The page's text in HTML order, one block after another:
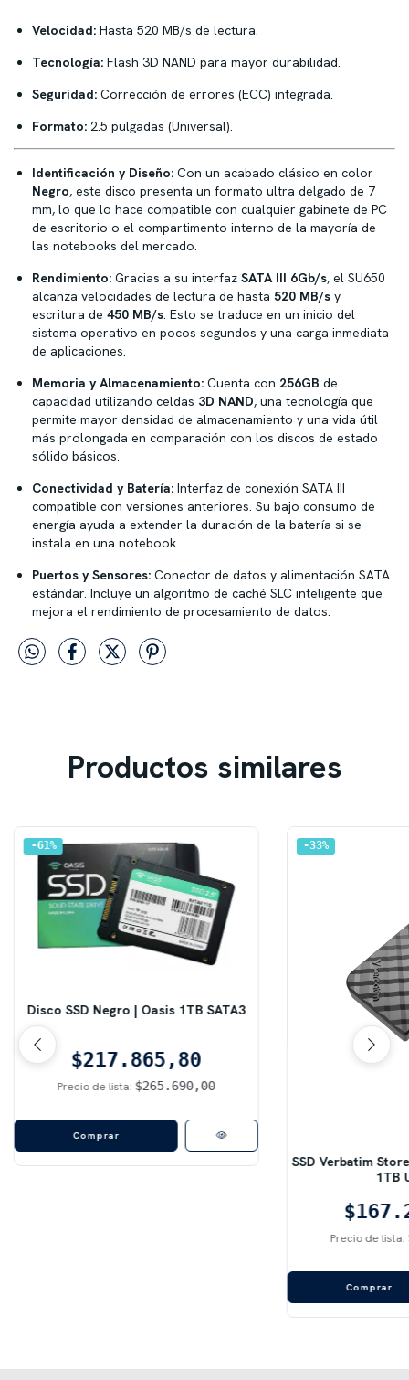
Velocidad: Hasta 520 MB/s de lectura.
Tecnología: Flash 3D NAND para mayor durabilidad.
Seguridad: Corrección de errores (ECC) integrada.
Formato: 2.5 pulgadas (Universal).
Identificación y Diseño: Con un acabado clásico en color
Negro, este disco presenta un formato ultra delgado de 7
mm, lo que lo hace compatible con cualquier gabinete de PC
de escritorio o el compartimento interno de la mayoría de
las notebooks del mercado.
Rendimiento: Gracias a su interfaz SATA III 6Gb/s, el SU650
alcanza velocidades de lectura de hasta 520 MB/s y
escritura de 450 MB/s. Esto se traduce en un inicio del
sistema operativo en pocos segundos y una carga inmediata
de aplicaciones.
Memoria y Almacenamiento: Cuenta con 256GB de
capacidad utilizando celdas 3D NAND, una tecnología que
permite mayor densidad de almacenamiento y una vida útil
más prolongada en comparación con los discos de estado
sólido básicos.
Conectividad y Batería: Interfaz de conexión SATA III
compatible con versiones anteriores. Su bajo consumo de
energía ayuda a extender la duración de la batería si se
instala en una notebook.
Puertos y Sensores: Conector de datos y alimentación SATA
estándar. Incluye un algoritmo de caché SLC inteligente que
mejora el rendimiento de procesamiento de datos.
Productos similares
61%
Disco SSD Negro | Oasis 1TB SATA3
$217.865,80
Precio de lista: $265.690,00
33%
SSD Verbatim
1TB
Precio de lista: